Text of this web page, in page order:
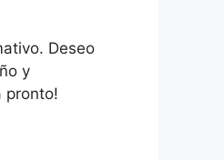
Deseo
y
pronto!